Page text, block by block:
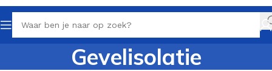
Gevelisolatie